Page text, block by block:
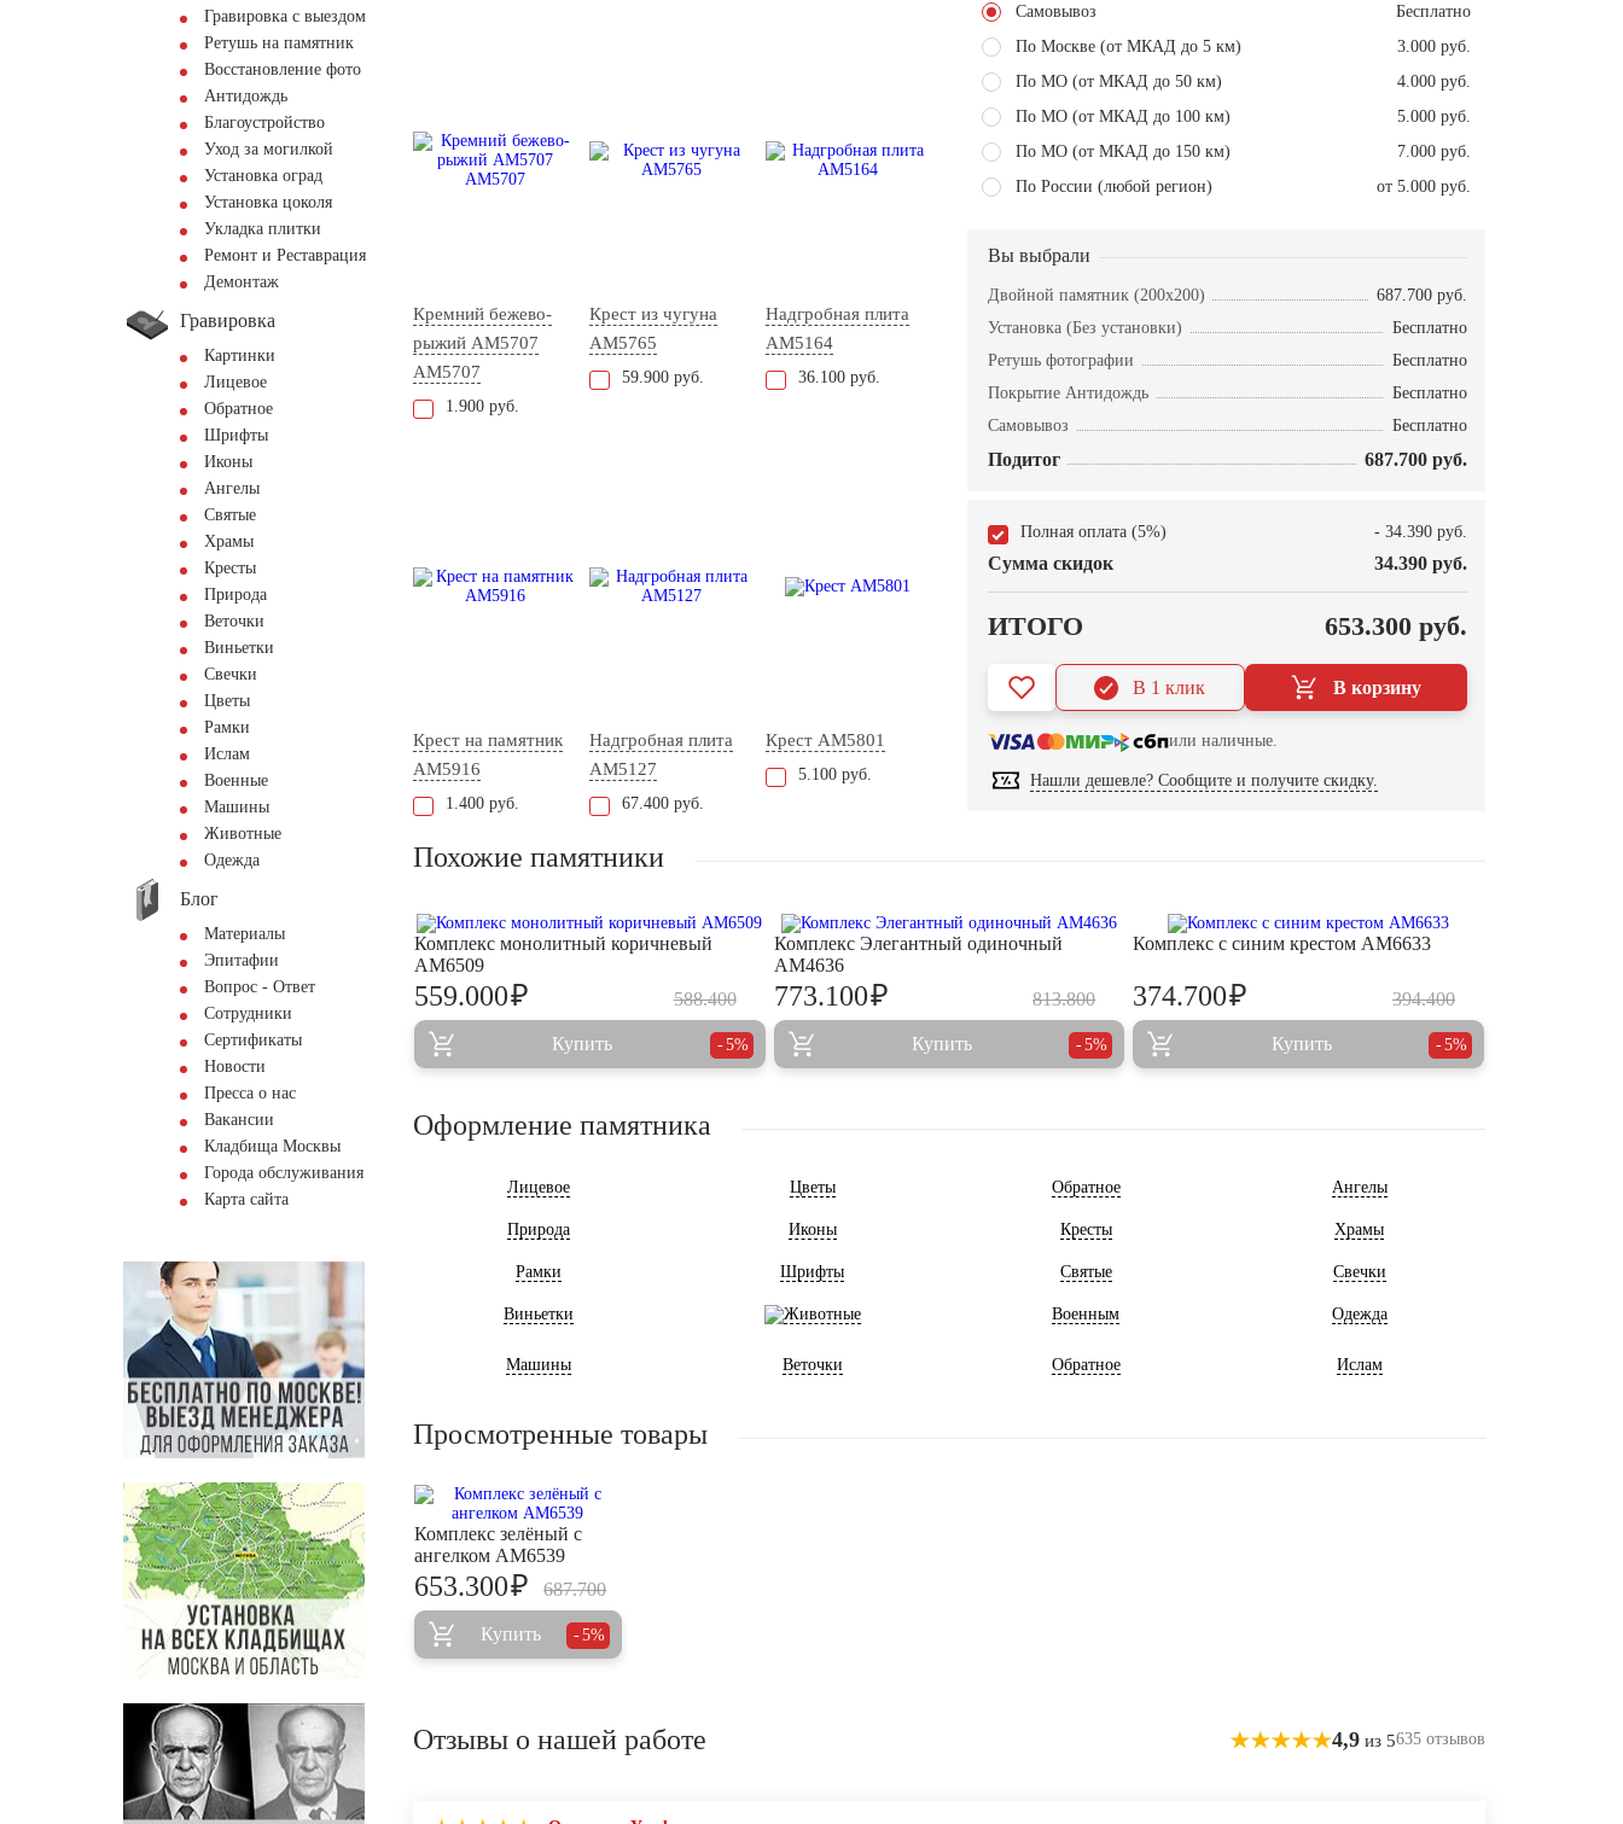
Гравировка с выездом
Ретушь на памятник
Восстановление фото
Антидождь
Благоустройство
Уход за могилкой
Установка оград
Установка цоколя
Укладка плитки
Ремонт и Реставрация
Демонтаж
Гравировка
Картинки
Лицевое
Обратное
Шрифты
Иконы
Ангелы
Святые
Храмы
Кресты
Природа
Веточки
Виньетки
Свечки
Цветы
Рамки
Ислам
Военные
Машины
Животные
Одежда
Блог
Материалы
Эпитафии
Вопрос - Ответ
Сотрудники
Сертификаты
Новости
Пресса о нас
Вакансии
Кладбища Москвы
Города обслуживания
Карта сайта
Кремний бежево-
рыжий АМ5707
AM5707
1.900 руб.
Крест из чугуна
AM5765
59.900 руб.
Надгробная плита
AM5164
36.100 руб.
Крест на памятник
AM5916
1.400 руб.
Надгробная плита
AM5127
67.400 руб.
Крест AM5801
5.100 руб.
Самовывоз
Бесплатно
По Москве (от МКАД до 5 км)
3.000 руб.
По МО (от МКАД до 50 км)
4.000 руб.
По МО (от МКАД до 100 км)
5.000 руб.
По МО (от МКАД до 150 км)
7.000 руб.
По России (любой регион)
от 5.000 руб.
Вы выбрали
Двойной памятник (200х200)
687.700 руб.
Установка (Без установки)
Бесплатно
Ретушь фотографии
Бесплатно
Покрытие Антидождь
Бесплатно
Самовывоз
Бесплатно
Подитог 687.700 руб.
Полная оплата (5%) - 34.390 руб.
Сумма скидок 34.390 руб.
ИТОГО 653.300 руб.
В корзину
В 1 клик
или наличные.
Нашли дешевле? Сообщите и получите скидку.
Похожие памятники
Комплекс монолитный коричневый
AM6509
588.400
559.000₽
Купить 5%
Комплекс Элегантный одиночный
AM4636
813.800
773.100₽
Купить 5%
Комплекс с синим крестом AM6633
394.400
374.700₽
Купить 5%
Оформление памятника
Лицевое Цветы Обратное Ангелы
Природа Иконы Кресты Храмы
Рамки Шрифты Святые Свечки
Виньетки Животные Военным Одежда
Машины Веточки Обратное Ислам
Просмотренные товары
Комплекс зелёный с
ангелком AM6539
687.700
653.300₽
Купить 5%
Отзывы о нашей работе 4,9 из 5635 отзывов